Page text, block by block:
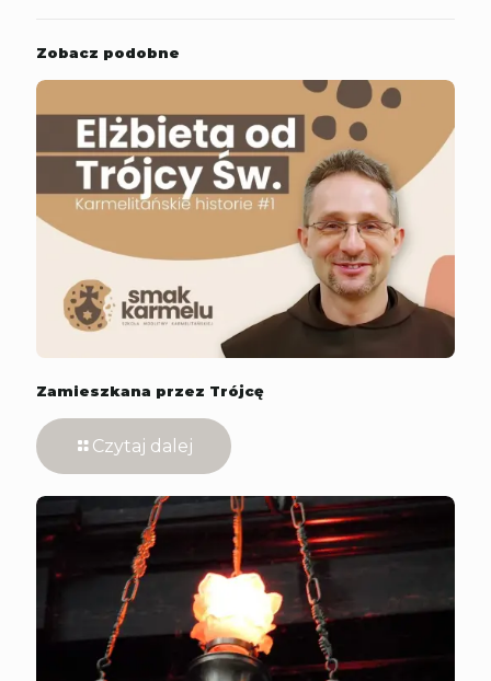
Zobacz podobne
Zamieszkana przez Trójcę
Czytaj dalej